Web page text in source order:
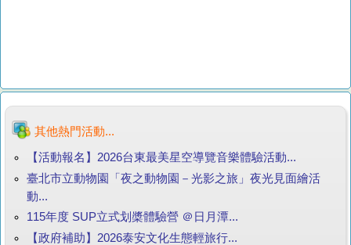
其他熱門活動...
【活動報名】2026台東最美星空導覽音樂體驗活動...
臺北市立動物園「夜之動物園－光影之旅」夜光見面繪活
動...
115年度 SUP立式划槳體驗營 ＠日月潭...
【政府補助】2026泰安文化生態輕旅行...